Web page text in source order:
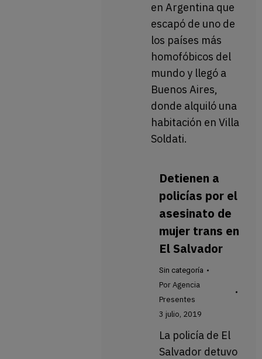
en Argentina que
escapó de uno de
los países más
homofóbicos del
mundo y llegó a
Buenos Aires,
donde alquiló una
habitación en Villa
Soldati.
Detienen a
policías por el
asesinato de
mujer trans en
El Salvador
Sin categoría
PorAgencia
Presentes
3 julio, 2019
La policía de El
Salvador detuvo